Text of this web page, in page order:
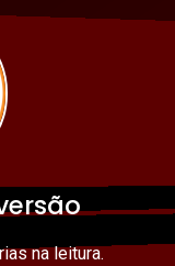
na leitura.